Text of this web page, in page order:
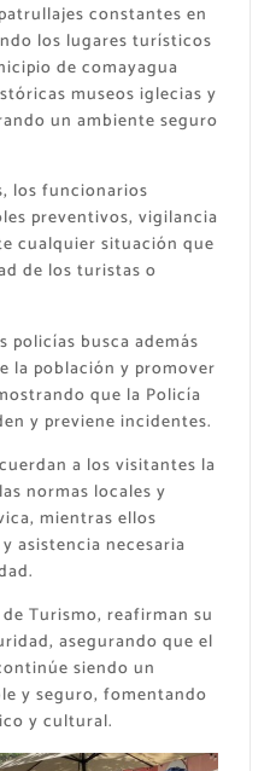
constantes en
los lugares turísticos
de comayagua
museos iglecias y
un ambiente seguro
los funcionarios
preventivos, vigilancia
cualquier situación que
de los turistas o
policías busca además
la población y promover
que la Policía
y previene incidentes.
a los visitantes la
normas locales y
mientras ellos
asistencia necesaria
Turismo, reafirman su
asegurando que el
siendo un
y seguro, fomentando
y cultural.